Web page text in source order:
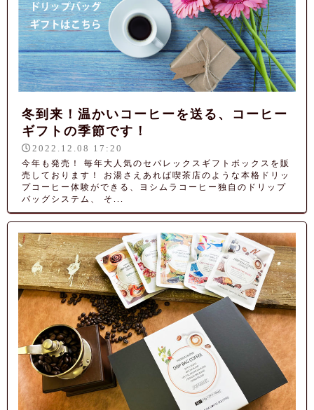
冬到来！温かいコーヒーを送る、コーヒー
ギフトの季節です！
2022.12.08 17:20
今年も発売！ 毎年大人気のセパレックスギフトボックスを販
売しております！ お湯さえあれば喫茶店のような本格ドリッ
プコーヒー体験ができる、ヨシムラコーヒー独自のドリップ
バッグシステム、 そ...